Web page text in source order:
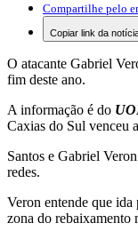
Compartilhe pelo
Copiar link da
O atacante Gabriel
fim deste ano.
A informação é do
Caxias do Sul venceu
Santos e Gabriel
redes.
Veron entende que ida
zona do rebaixamento